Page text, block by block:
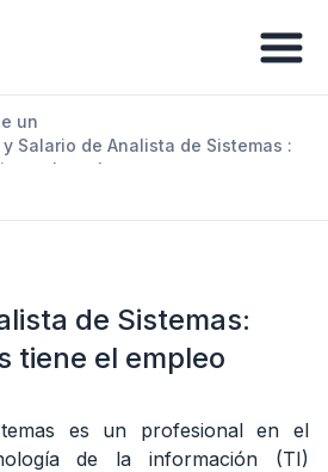
un
Salario de Analista de Sistemas :
el empleo
de Sistemas:
tiene el empleo
es un profesional en el
de la información (TI)